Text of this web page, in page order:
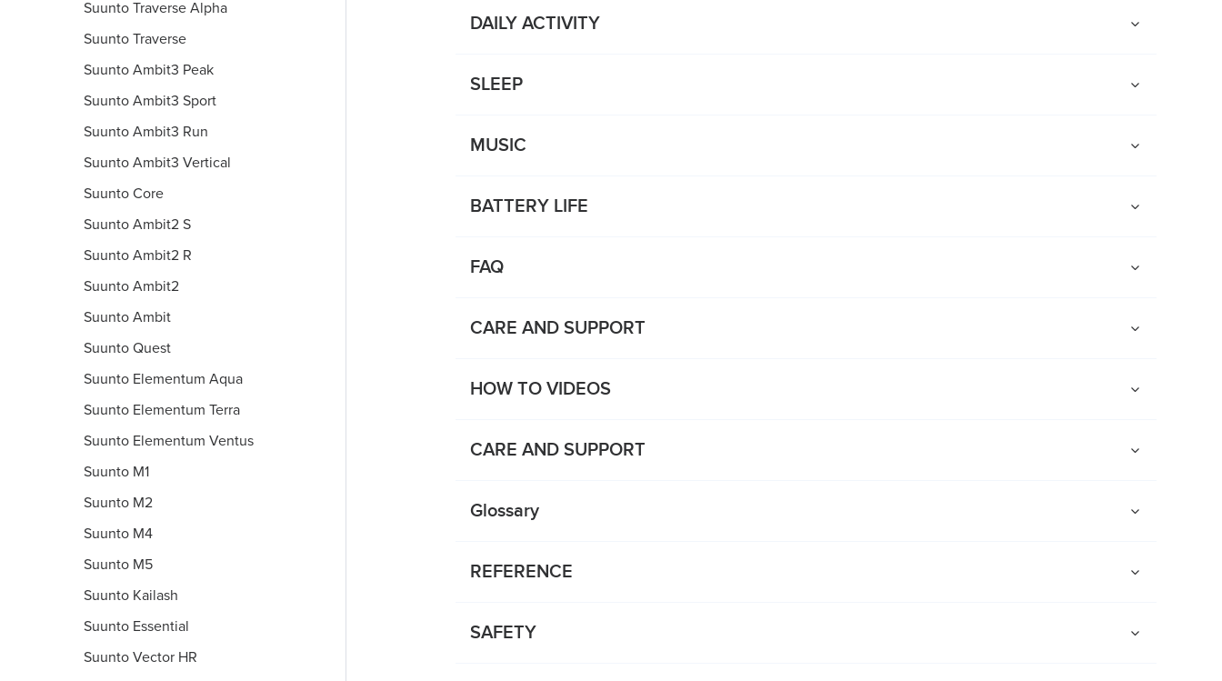
Suunto Traverse Alpha
Suunto Traverse
Suunto Ambit3 Peak
Suunto Ambit3 Sport
Suunto Ambit3 Run
Suunto Ambit3 Vertical
Suunto Core
Suunto Ambit2 S
Suunto Ambit2 R
Suunto Ambit2
Suunto Ambit
Suunto Quest
Suunto Elementum Aqua
Suunto Elementum Terra
Suunto Elementum Ventus
Suunto M1
Suunto M2
Suunto M4
Suunto M5
Suunto Kailash
Suunto Essential
Suunto Vector HR
DAILY ACTIVITY
SLEEP
MUSIC
BATTERY LIFE
FAQ
CARE AND SUPPORT
HOW TO VIDEOS
CARE AND SUPPORT
Glossary
REFERENCE
SAFETY